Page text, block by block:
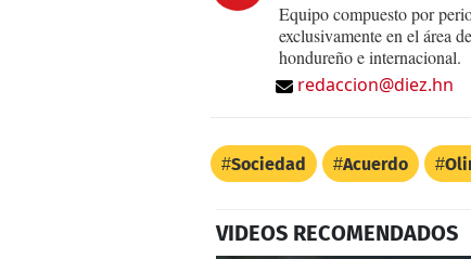
Equipo compuesto por
exclusivamente en el área
hondureño e internacional.
redaccion@diez.hn
Sociedad Acuerdo
VIDEOS RECOMENDADOS